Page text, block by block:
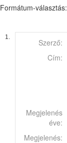
Formátum-választás:
1.
Szerző:
Cím:
Megjelenés
éve:
Megjelenés: